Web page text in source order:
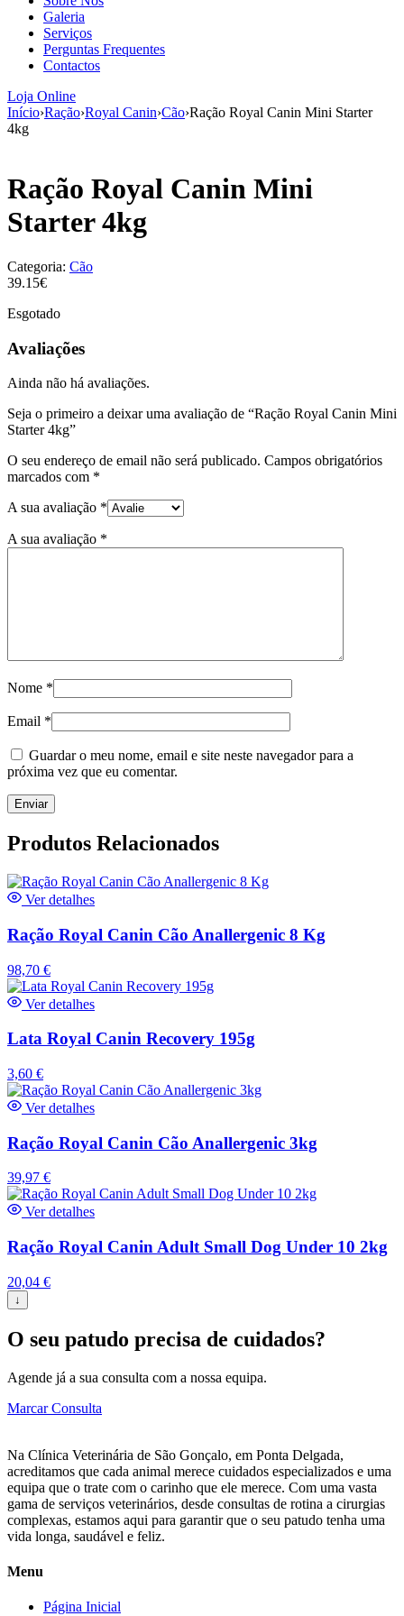
Galeria
Serviços
Perguntas Frequentes
Contactos
Loja Online
Início›Ração›Royal Canin›Cão›Ração Royal Canin Mini Starter
4kg
Ração Royal Canin Mini
Starter 4kg
Categoria: Cão
39.15€
Esgotado
Avaliações
Ainda não há avaliações.
Seja o primeiro a deixar uma avaliação de “Ração Royal Canin Mini
Starter 4kg”
O seu endereço de email não será publicado. Campos obrigatórios
marcados com *
A sua avaliação *
A sua avaliação *
Nome *
Email *
Guardar o meu nome, email e site neste navegador para a
próxima vez que eu comentar.
Produtos Relacionados
Ver detalhes
Ração Royal Canin Cão Anallergenic 8 Kg
98,70 €
Ver detalhes
Lata Royal Canin Recovery 195g
3,60 €
Ver detalhes
Ração Royal Canin Cão Anallergenic 3kg
39,97 €
Ver detalhes
Ração Royal Canin Adult Small Dog Under 10 2kg
20,04 €
↓
O seu patudo precisa de cuidados?
Agende já a sua consulta com a nossa equipa.
Marcar Consulta
Na Clínica Veterinária de São Gonçalo, em Ponta Delgada,
acreditamos que cada animal merece cuidados especializados e uma
equipa que o trate com o carinho que ele merece. Com uma vasta
gama de serviços veterinários, desde consultas de rotina a cirurgias
complexas, estamos aqui para garantir que o seu patudo tenha uma
vida longa, saudável e feliz.
Menu
Página Inicial
aumenta a
probabilidade
de ver
conteúdo e
ofertas